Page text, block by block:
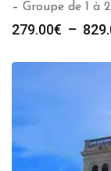
– Groupe de 1 à
279.00€ –